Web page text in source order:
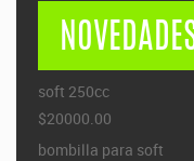
soft 250cc
$20000.00
bombilla para soft